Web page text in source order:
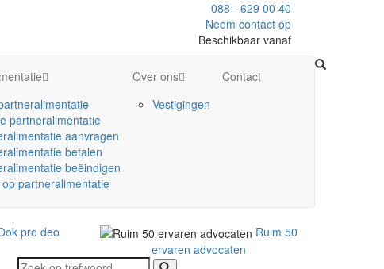
088 - 629 00 40
Neem contact op
Beschikbaar vanaf
partneralimentatie
aanvragen
betalen
beëindigen
op partneralimentatie
Over ons
Vestigingen
Contact
pro deo
Ruim 50
ervaren advocaten